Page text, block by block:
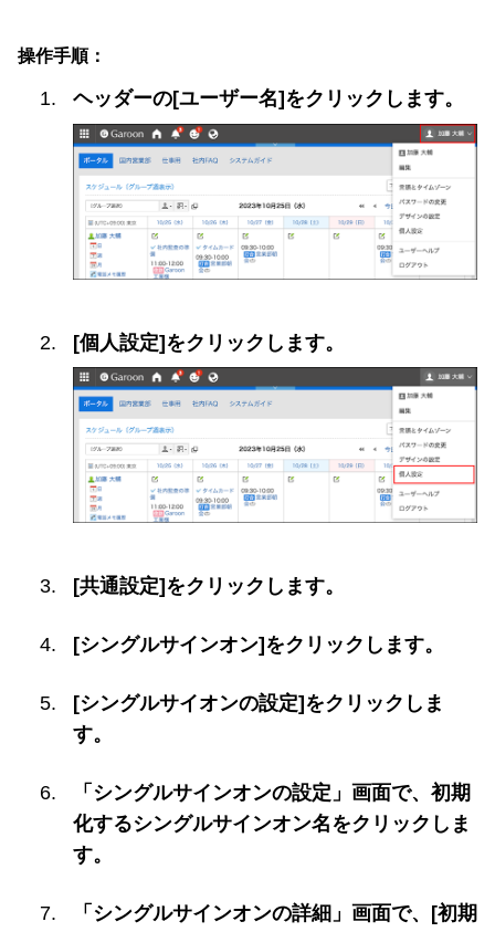
操作手順：
ヘッダーの[ユーザー名]をクリックします。
[個人設定]をクリックします。
[共通設定]をクリックします。
[シングルサインオン]をクリックします。
[シングルサイオンの設定]をクリックしま
す。
「シングルサインオンの設定」画面で、初期
化するシングルサインオン名をクリックしま
す。
「シングルサインオンの詳細」画面で、[初期